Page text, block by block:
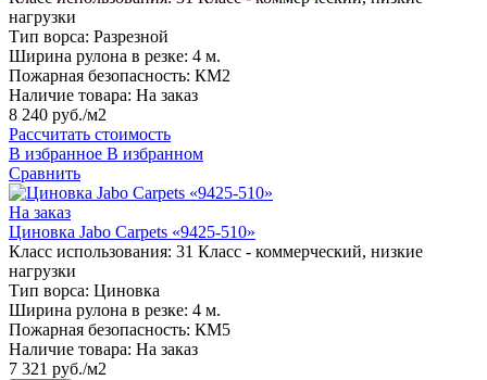
нагрузки
Тип ворса: Разрезной
Ширина рулона в резке: 4 м.
Пожарная безопасность: КМ2
Наличие товара: На заказ
8 240 руб./м2
Рассчитать стоимость
В избранное В избранном
Сравнить
На заказ
Циновка Jabo Carpets «9425-510»
Класс использования: 31 Класс - коммерческий, низкие
нагрузки
Тип ворса: Циновка
Ширина рулона в резке: 4 м.
Пожарная безопасность: КМ5
Наличие товара: На заказ
7 321 руб./м2